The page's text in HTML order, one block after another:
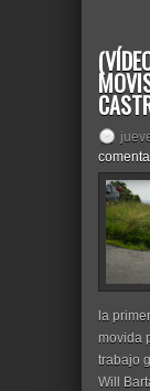
la
movida
trabajo
Will